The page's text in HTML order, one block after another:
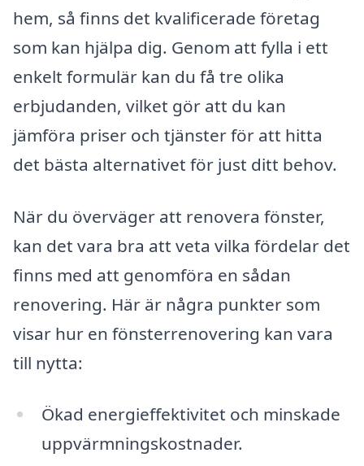
hem, så finns det kvalificerade företag
som kan hjälpa dig. Genom att fylla i ett
enkelt formulär kan du få tre olika
erbjudanden, vilket gör att du kan
jämföra priser och tjänster för att hitta
det bästa alternativet för just ditt behov.
När du överväger att renovera fönster,
kan det vara bra att veta vilka fördelar det
finns med att genomföra en sådan
renovering. Här är några punkter som
visar hur en fönsterrenovering kan vara
till nytta:
Ökad energieffektivitet och minskade
uppvärmningskostnader.